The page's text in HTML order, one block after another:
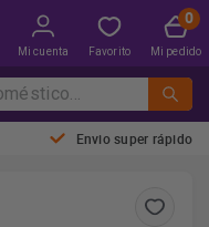
Mi cuenta Favorito Mi pedido
Envio super rápido